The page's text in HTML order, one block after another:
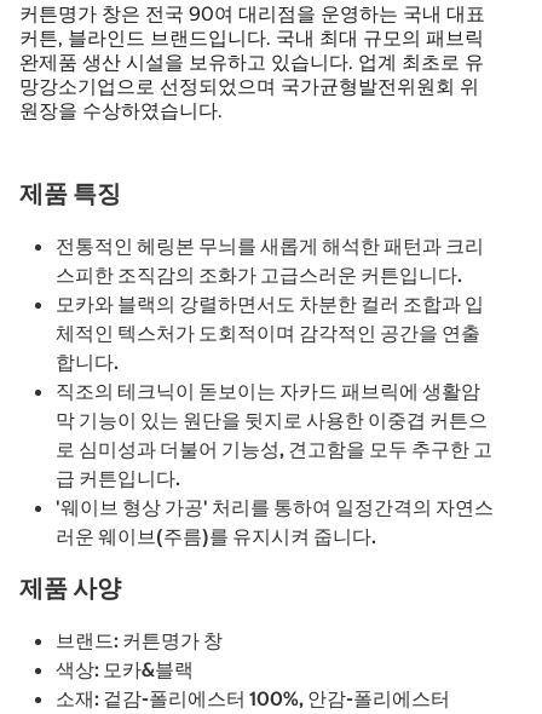
커튼명가 창은 전국 90여 대리점을 운영하는 국내 대표
커튼, 블라인드 브랜드입니다. 국내 최대 규모의 패브릭
완제품 생산 시설을 보유하고 있습니다. 업계 최초로 유
망강소기업으로 선정되었으며 국가균형발전위원회 위
원장을 수상하였습니다.
제품 특징
전통적인 헤링본 무늬를 새롭게 해석한 패턴과 크리
스피한 조직감의 조화가 고급스러운 커튼입니다.
모카와 블랙의 강렬하면서도 차분한 컬러 조합과 입
체적인 텍스처가 도회적이며 감각적인 공간을 연출
합니다.
직조의 테크닉이 돋보이는 자카드 패브릭에 생활암
막 기능이 있는 원단을 뒷지로 사용한 이중겹 커튼으
로 심미성과 더불어 기능성, 견고함을 모두 추구한 고
급 커튼입니다.
'웨이브 형상 가공' 처리를 통하여 일정간격의 자연스
러운 웨이브(주름)를 유지시켜 줍니다.
제품 사양
브랜드: 커튼명가 창
색상: 모카&블랙
소재: 겉감-폴리에스터 100%, 안감-폴리에스터